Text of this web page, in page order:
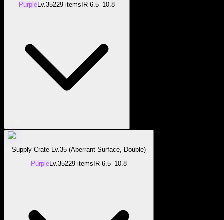
PurpleLv. 35229 itemsIR 6.5–10.8
Supply Crate Lv.35 (Aberrant Surface, Double)
PurpleLv.35229 items IR 6.5–10.8